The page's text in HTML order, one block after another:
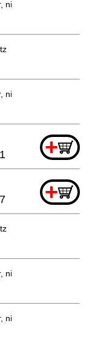
bestellbar
bestellbar
+
+
bestellbar
bestellbar